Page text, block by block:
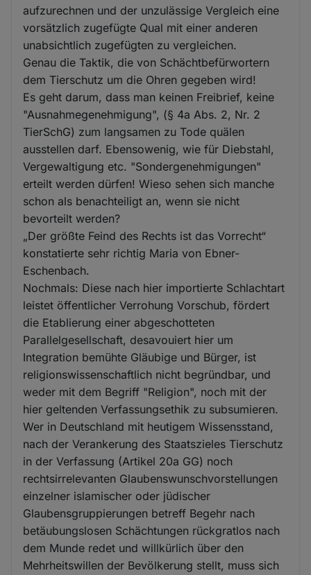
aufzurechnen und der unzulässige Vergleich eine
vorsätzlich zugefügte Qual mit einer anderen
unabsichtlich zugefügten zu vergleichen.
Genau die Taktik, die von Schächtbefürwortern
dem Tierschutz um die Ohren gegeben wird!
Es geht darum, dass man keinen Freibrief, keine
"Ausnahmegenehmigung", (§ 4a Abs. 2, Nr. 2
TierSchG) zum langsamen zu Tode quälen
ausstellen darf. Ebensowenig, wie für Diebstahl,
Vergewaltigung etc. "Sondergenehmigungen"
erteilt werden dürfen! Wieso sehen sich manche
schon als benachteiligt an, wenn sie nicht
bevorteilt werden?
„Der größte Feind des Rechts ist das Vorrecht“
konstatierte sehr richtig Maria von Ebner-
Eschenbach.
Nochmals: Diese nach hier importierte Schlachtart
leistet öffentlicher Verrohung Vorschub, fördert
die Etablierung einer abgeschotteten
Parallelgesellschaft, desavouiert hier um
Integration bemühte Gläubige und Bürger, ist
religionswissenschaftlich nicht begründbar, und
weder mit dem Begriff "Religion", noch mit der
hier geltenden Verfassungsethik zu subsumieren.
Wer in Deutschland mit heutigem Wissensstand,
nach der Verankerung des Staatszieles Tierschutz
in der Verfassung (Artikel 20a GG) noch
rechtsirrelevanten Glaubenswunschvorstellungen
einzelner islamischer oder jüdischer
Glaubensgruppierungen betreff Begehr nach
betäubungslosen Schächtungen rückgratlos nach
dem Munde redet und willkürlich über den
Mehrheitswillen der Bevölkerung stellt, muss sich